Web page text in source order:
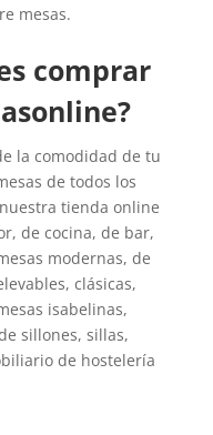
mesas.
comprar
la comodidad de tu
de todos los
tienda online
de cocina, de bar,
modernas, de
clásicas,
isabelinas,
sillones, sillas,
de hostelería